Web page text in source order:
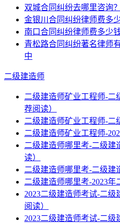
双城合同纠纷去哪里咨询
金银川合同纠纷律师费多
南口合同纠纷律师费多少
青松路合同纠纷著名律师
中
二级建造师
二级建造师矿业工程师-二
荐阅读）
二级建造师矿业工程师-二
二级建造师矿业工程师-
二级建造师哪里考-二级建
读）
二级建造师哪里考-二级建
二级建造师哪里考-2023
2023二级建造师考试-二
阅读）
2023二级建造师考试-二